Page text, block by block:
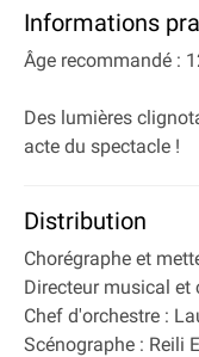
Informations
Âge recommandé :
Des lumières
acte du spectacle !
Distribution
Chorégraphe et
Directeur musical et
Chef d'orchestre :
Scénographe : Reili